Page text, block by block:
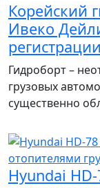
Корейский
Ивеко
регистрации
Гидроборт –
грузовых
существенно
Hyundai